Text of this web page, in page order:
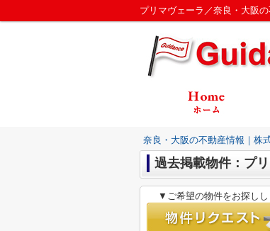
プリマヴェーラ／奈良・大阪
奈良・大阪の不動産情報｜株
過去掲載物件：プ
▼ご希望の物件をお探しし